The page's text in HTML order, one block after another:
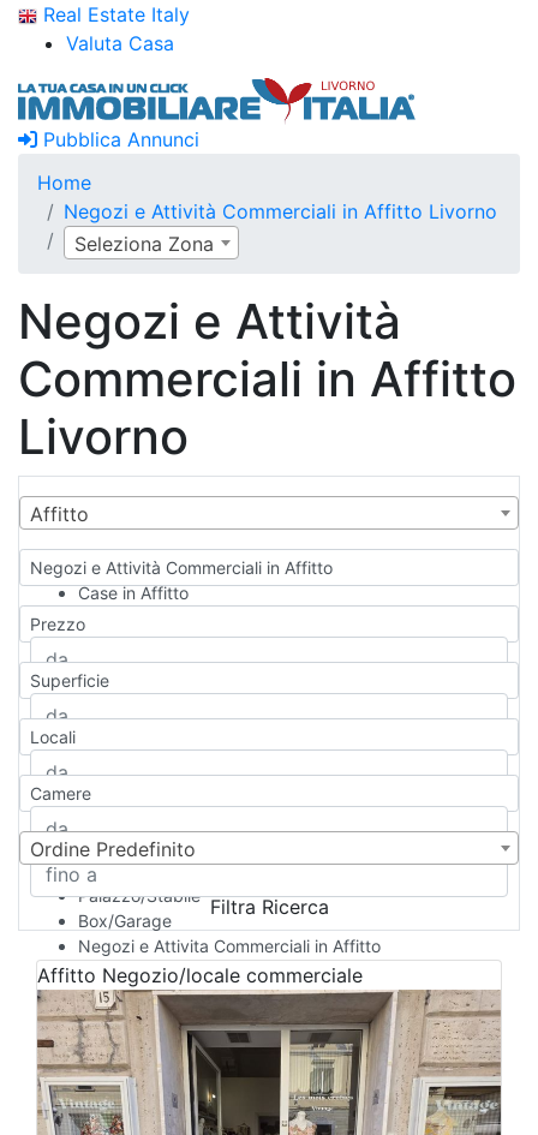
Real Estate Italy
Valuta Casa
Pubblica Annunci
Home
Negozi e Attività Commerciali in Affitto Livorno
Seleziona Zona
Negozi e Attività
Commerciali in Affitto
Livorno
Affitto
Negozi e Attività Commerciali in Affitto
Case in Affitto
Qualsiasi
Appartamento
Casa indipendente
Casa Semi-indipendente
Attico/Mansarda
Rustico/Casale
Camera d'Albergo
Multiproprietà
Palazzo/Stabile
Box/Garage
Negozi e Attivita Commerciali in Affitto
Qualsiasi
Attività/Licenza Commerciale
Azienda Agricola
Bar/Ristorante
Bed & Breakfast
Albergo
Laboratorio Artigianale
Prezzo
Superficie
Locali
Camere
Ordine Predefinito
Filtra Ricerca
Affitto Negozio/locale commerciale